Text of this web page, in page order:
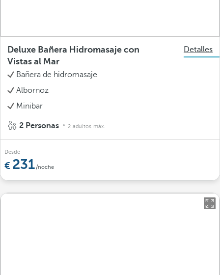
Deluxe Bañera Hidromasaje con
Vistas al Mar
Detalles
Bañera de hidromasaje
Albornoz
Minibar
2 Personas 2 adultos máx.
Desde
231 /noche